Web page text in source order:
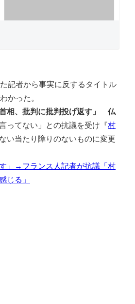
記者から事実に反するタイトル
かった。
首相、批判に批判投げ返す」 仏
ってない」との抗議を受け『村
い当たり障りのないものに変更
」→フランス人記者が抗議「村
じる」